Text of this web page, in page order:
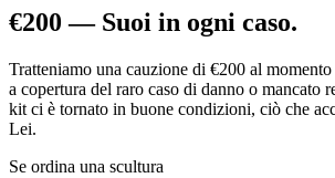
€200 — Suoi in ogni caso.
Tratteniamo una cauzione di €200 al
a copertura del raro caso di danno o mancato
kit ci è tornato in buone condizioni, ciò che
Lei.
Se ordina una scultura